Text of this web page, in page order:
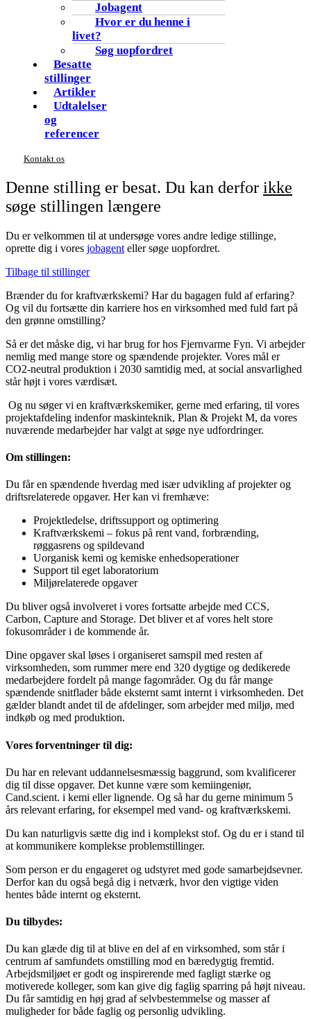
Jobagent
Hvor er du henne i
livet?
Søg uopfordret
Besatte
stillinger
Artikler
Udtalelser
og
referencer
Kontakt os
Denne stilling er besat. Du kan derfor ikke
søge stillingen længere
Du er velkommen til at undersøge vores andre ledige stillinge,
oprette dig i vores jobagent eller søge uopfordret.
Tilbage til stillinger
Brænder du for kraftværkskemi? Har du bagagen fuld af erfaring?
Og vil du fortsætte din karriere hos en virksomhed med fuld fart på
den grønne omstilling?
Så er det måske dig, vi har brug for hos Fjernvarme Fyn. Vi arbejder
nemlig med mange store og spændende projekter. Vores mål er
CO2-neutral produktion i 2030 samtidig med, at social ansvarlighed
står højt i vores værdisæt.
Og nu søger vi en kraftværkskemiker, gerne med erfaring, til vores
projektafdeling indenfor maskinteknik, Plan & Projekt M, da vores
nuværende medarbejder har valgt at søge nye udfordringer.
Om stillingen:
Du får en spændende hverdag med især udvikling af projekter og
driftsrelaterede opgaver. Her kan vi fremhæve:
Projektledelse, driftssupport og optimering
Kraftværkskemi – fokus på rent vand, forbrænding,
røggasrens og spildevand
Uorganisk kemi og kemiske enhedsoperationer
Support til eget laboratorium
Miljørelaterede opgaver
Du bliver også involveret i vores fortsatte arbejde med CCS,
Carbon, Capture and Storage. Det bliver et af vores helt store
fokusområder i de kommende år.
Dine opgaver skal løses i organiseret samspil med resten af
virksomheden, som rummer mere end 320 dygtige og dedikerede
medarbejdere fordelt på mange fagområder. Og du får mange
spændende snitflader både eksternt samt internt i virksomheden. Det
gælder blandt andet til de afdelinger, som arbejder med miljø, med
indkøb og med produktion.
Vores forventninger til dig:
Du har en relevant uddannelsesmæssig baggrund, som kvalificerer
dig til disse opgaver. Det kunne være som kemiingeniør,
Cand.scient. i kemi eller lignende. Og så har du gerne minimum 5
års relevant erfaring, for eksempel med vand- og kraftværkskemi.
Du kan naturligvis sætte dig ind i komplekst stof. Og du er i stand til
at kommunikere komplekse problemstillinger.
Som person er du engageret og udstyret med gode samarbejdsevner.
Derfor kan du også begå dig i netværk, hvor den vigtige viden
hentes både internt og eksternt.
Du tilbydes:
Du kan glæde dig til at blive en del af en virksomhed, som står i
centrum af samfundets omstilling mod en bæredygtig fremtid.
Arbejdsmiljøet er godt og inspirerende med fagligt stærke og
motiverede kolleger, som kan give dig faglig sparring på højt niveau.
Du får samtidig en høj grad af selvbestemmelse og masser af
muligheder for både faglig og personlig udvikling.